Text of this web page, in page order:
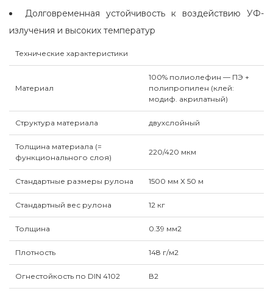
Долговременная устойчивость к воздействию УФ-
излучения и высоких температур
Технические характеристики
Материал
100% полиолефин — ПЭ +
полипропилен (клей:
модиф. акрилатный)
Структура материала двухслойный
Толщина материала (=
функционального слоя)
220/420 мкм
Стандартные размеры рулона 1500 мм Х 50 м
Стандартный вес рулона 12 кг
Толщина 0.39 мм2
Плотность 148 г/м2
Огнестойкость по DIN 4102 В2